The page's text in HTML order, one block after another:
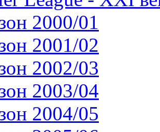
2000/01
2001/02
2002/03
2003/04
2004/05